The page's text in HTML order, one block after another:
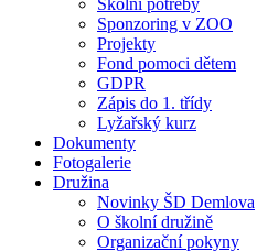
Sponzoring v ZOO
Projekty
Fond pomoci dětem
GDPR
Zápis do 1. třídy
Lyžařský kurz
Dokumenty
Fotogalerie
Družina
Novinky ŠD Demlova
O školní družině
Organizační pokyny